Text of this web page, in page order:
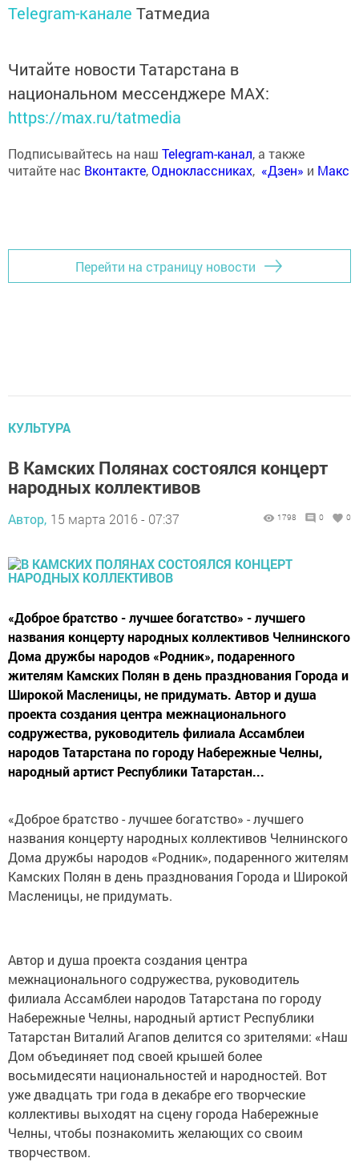
Telegram-канале Татмедиа
Читайте новости Татарстана в
национальном мессенджере MАХ:
https://max.ru/tatmedia
Подписывайтесь на наш Telegram-канал, а также
читайте нас Вконтакте,Одноклассниках, «Дзен» и Макс
Перейти на страницу новости
КУЛЬТУРА
В Камских Полянах состоялся концерт
народных коллективов
Автор, 15 марта 2016 - 07:37 1798 0 0
«Доброе братство - лучшее богатство» - лучшего
названия концерту народных коллективов Челнинского
Дома дружбы народов «Родник», подаренного
жителям Камских Полян в день празднования Города и
Широкой Масленицы, не придумать. Автор и душа
проекта создания центра межнационального
содружества, руководитель филиала Ассамблеи
народов Татарстана по городу Набережные Челны,
народный артист Республики Татарстан...
«Доброе братство - лучшее богатство» - лучшего
названия концерту народных коллективов Челнинского
Дома дружбы народов «Родник», подаренного жителям
Камских Полян в день празднования Города и Широкой
Масленицы, не придумать.
Автор и душа проекта создания центра
межнационального содружества, руководитель
филиала Ассамблеи народов Татарстана по городу
Набережные Челны, народный артист Республики
Татарстан Виталий Агапов делится со зрителями: «Наш
Дом объединяет под своей крышей более
восьмидесяти национальностей и народностей. Вот
уже двадцать три года в декабре его творческие
коллективы выходят на сцену города Набережные
Челны, чтобы познакомить желающих со своим
творчеством.